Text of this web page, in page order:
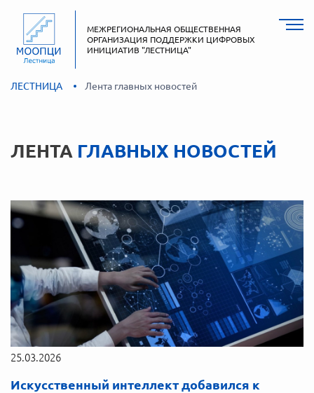
МЕЖРЕГИОНАЛЬНАЯ ОБЩЕСТВЕННАЯ
ОРГАНИЗАЦИЯ ПОДДЕРЖКИ ЦИФРОВЫХ
ИНИЦИАТИВ "ЛЕСТНИЦА"
ЛЕСТНИЦА Лента главных новостей
ЛЕНТА ГЛАВНЫХ НОВОСТЕЙ
25.03.2026
Искусственный интеллект добавился к